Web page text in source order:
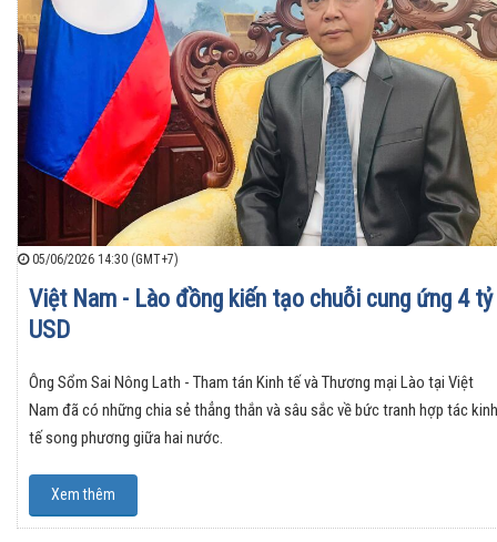
05/06/2026 14:30 (GMT+7)
Việt Nam - Lào đồng kiến tạo chuỗi cung ứng 4 tỷ
USD
Ông Sổm Sai Nông Lath - Tham tán Kinh tế và Thương mại Lào tại Việt
Nam đã có những chia sẻ thẳng thắn và sâu sắc về bức tranh hợp tác kinh
tế song phương giữa hai nước.
Xem thêm